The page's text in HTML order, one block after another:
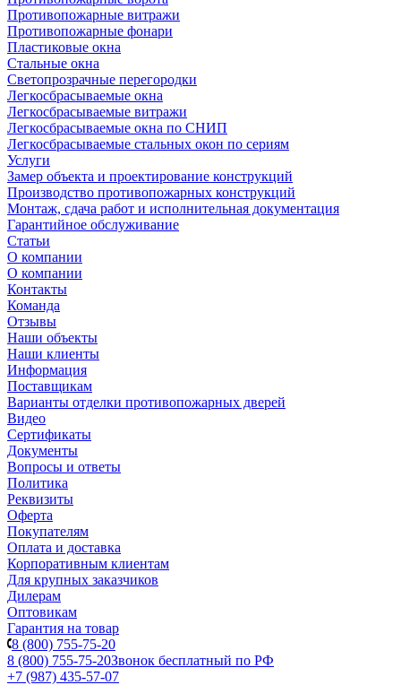
Противопожарные витражи
Противопожарные фонари
Пластиковые окна
Стальные окна
Светопрозрачные перегородки
Легкосбрасываемые окна
Легкосбрасываемые витражи
Легкосбрасываемые окна по СНИП
Легкосбрасываемые стальных окон по сериям
Услуги
Замер объекта и проектирование конструкций
Производство противопожарных конструкций
Монтаж, сдача работ и исполнительная документация
Гарантийное обслуживание
Статьи
О компании
О компании
Контакты
Команда
Отзывы
Наши объекты
Наши клиенты
Информация
Поставщикам
Варианты отделки противопожарных дверей
Видео
Сертификаты
Документы
Вопросы и ответы
Политика
Реквизиты
Оферта
Покупателям
Оплата и доставка
Корпоративным клиентам
Для крупных заказчиков
Дилерам
Оптовикам
Гарантия на товар
8 (800) 755-75-20
8 (800) 755-75-20Звонок бесплатный по РФ
+7 (987) 435-57-07